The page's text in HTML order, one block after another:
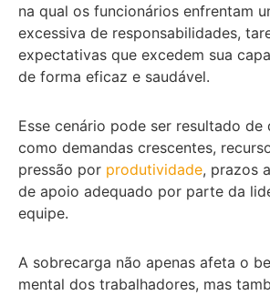
na qual os funcionários enfrentam
excessiva de responsabilidades,
expectativas que excedem sua
de forma eficaz e saudável.
Esse cenário pode ser resultado de
como demandas crescentes,
pressão por produtividade, prazos
de apoio adequado por parte da
equipe.
A sobrecarga não apenas afeta o
mental dos trabalhadores, mas